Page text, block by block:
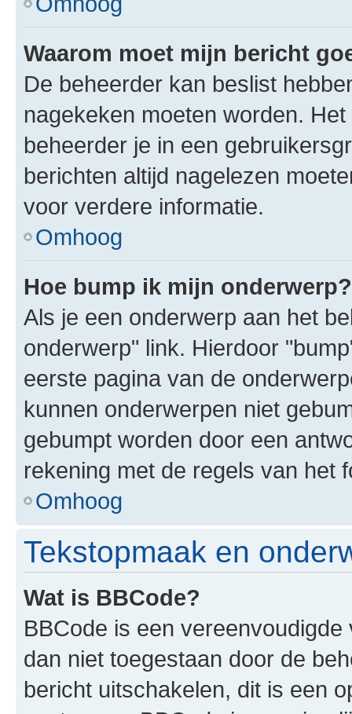
Waarom moet mijn bericht
De beheerder kan beslist
nagekeken moeten worden.
beheerder je in een
berichten altijd nagelezen
voor verdere informatie.
Omhoog
Hoe bump ik mijn onderwerp?
Als je een onderwerp aan het
onderwerp" link. Hierdoor
eerste pagina van de
kunnen onderwerpen niet
gebumpt worden door een
rekening met de regels van het
Omhoog
Tekstopmaak en
Wat is BBCode?
BBCode is een
dan niet toegestaan door de
bericht uitschakelen, dit is een